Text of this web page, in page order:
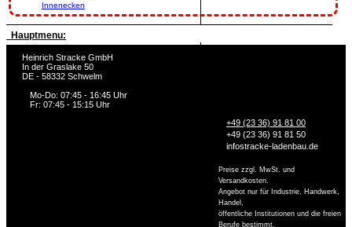
Innenecken
Hauptmenu:
Heinrich Stracke GmbH
In der Graslake 50
DE - 58332 Schwelm
Mo-Do: 07:45 - 16:45 Uhr
Fr: 07:45 - 15:15 Uhr
+49 (23 36) 91 81 00
+49 (23 36) 91 81 50
infostracke-ladenbau.de
Preise zzgl. MwSt. und
Versandkosten.
Angebot nur für Industrie, Handwerk,
Handel,
öffentliche Institutionen und die freien
Berufe bestimmt.